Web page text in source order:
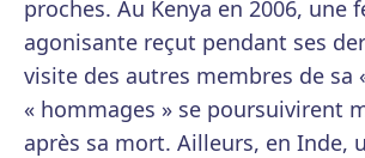
proches. Au Kenya en 2006, une
agonisante reçut pendant ses
visite des autres membres de sa
« hommages » se poursuivirent
après sa mort. Ailleurs, en Inde,